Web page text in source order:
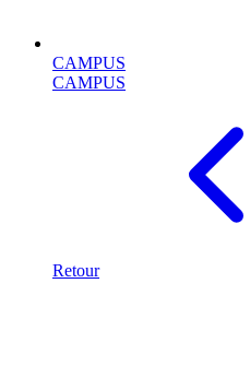
CAMPUS
CAMPUS
Retour